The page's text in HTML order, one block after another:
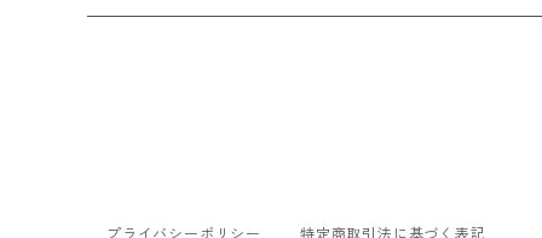
プライバシーポリシー 特定商取引法に基づく表記